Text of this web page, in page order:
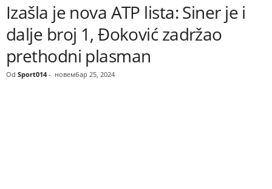
Izašla je nova ATP lista: Siner je i
dalje broj 1, Đoković zadržao
prethodni plasman
Od Sport014- новембар 25, 2024